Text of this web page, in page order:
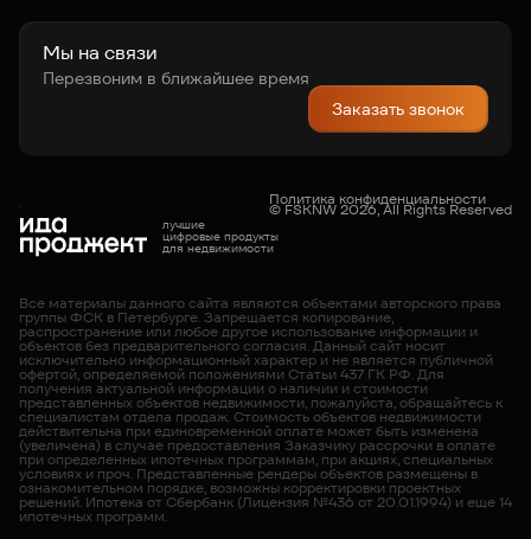
Карьера
Мы на связи
Перезвоним в ближайшее время
Заказать звонок
лучшие
цифровые продукты
для недвижимости
Политика конфиденциальности
© FSKNW 2026, All Rights Reserved
Все материалы данного сайта являются объектами авторского права
группы ФСК в Петербурге. Запрещается копирование,
распространение или любое другое использование информации и
объектов без предварительного согласия. Данный сайт носит
исключительно информационный характер и не является публичной
офертой, определяемой положениями Статьи 437 ГК РФ. Для
получения актуальной информации о наличии и стоимости
представленных объектов недвижимости, пожалуйста, обращайтесь к
специалистам отдела продаж. Cтоимость объектов недвижимости
действительна при единовременной оплате может быть изменена
(увеличена) в случае предоставления Заказчику рассрочки в оплате
при определенных ипотечных программам, при акциях, специальных
условиях и проч. Представленные рендеры объектов размещены в
ознакомительном порядке, возможны корректировки проектных
решений. Ипотека от Сбербанк (Лицензия №436 от 20.01.1994) и еще 14
ипотечных программ.